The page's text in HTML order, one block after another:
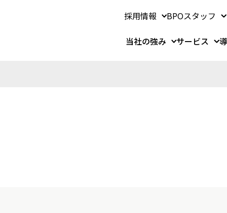
採用情報 BPOスタッフ
当社の強み サービス